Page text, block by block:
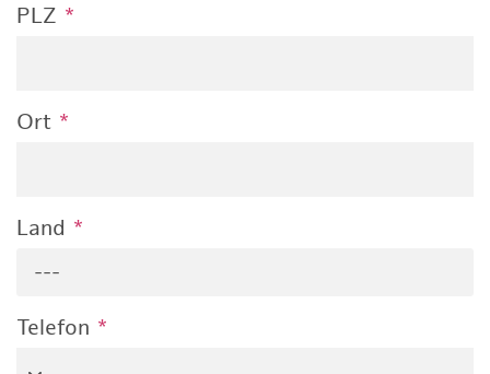
PLZ *
Ort *
Land *
---
Telefon *